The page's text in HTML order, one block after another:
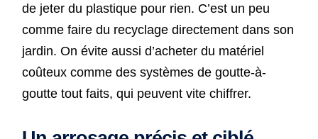
de jeter du plastique pour rien. C’est un peu
comme faire du recyclage directement dans son
jardin. On évite aussi d’acheter du matériel
coûteux comme des systèmes de goutte-à-
goutte tout faits, qui peuvent vite chiffrer.